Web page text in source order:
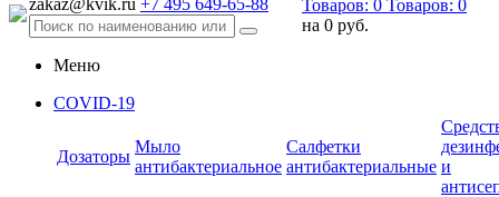
zakaz@kvik.ru +7 495 649-65-88 Товаров: 0 Товаров: 0
на 0 руб.
Меню
COVID-19
Дозаторы
Мыло
антибактериальное
Салфетки
антибактериальные и